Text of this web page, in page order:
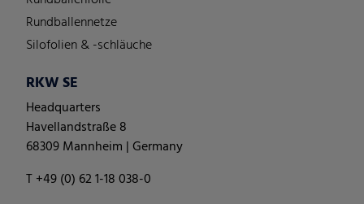
Rundballennetze
Silofolien & -schläuche
RKW SE
Headquarters
Havellandstraße 8
68309 Mannheim | Germany
T +49 (0) 62 1-18 038-0